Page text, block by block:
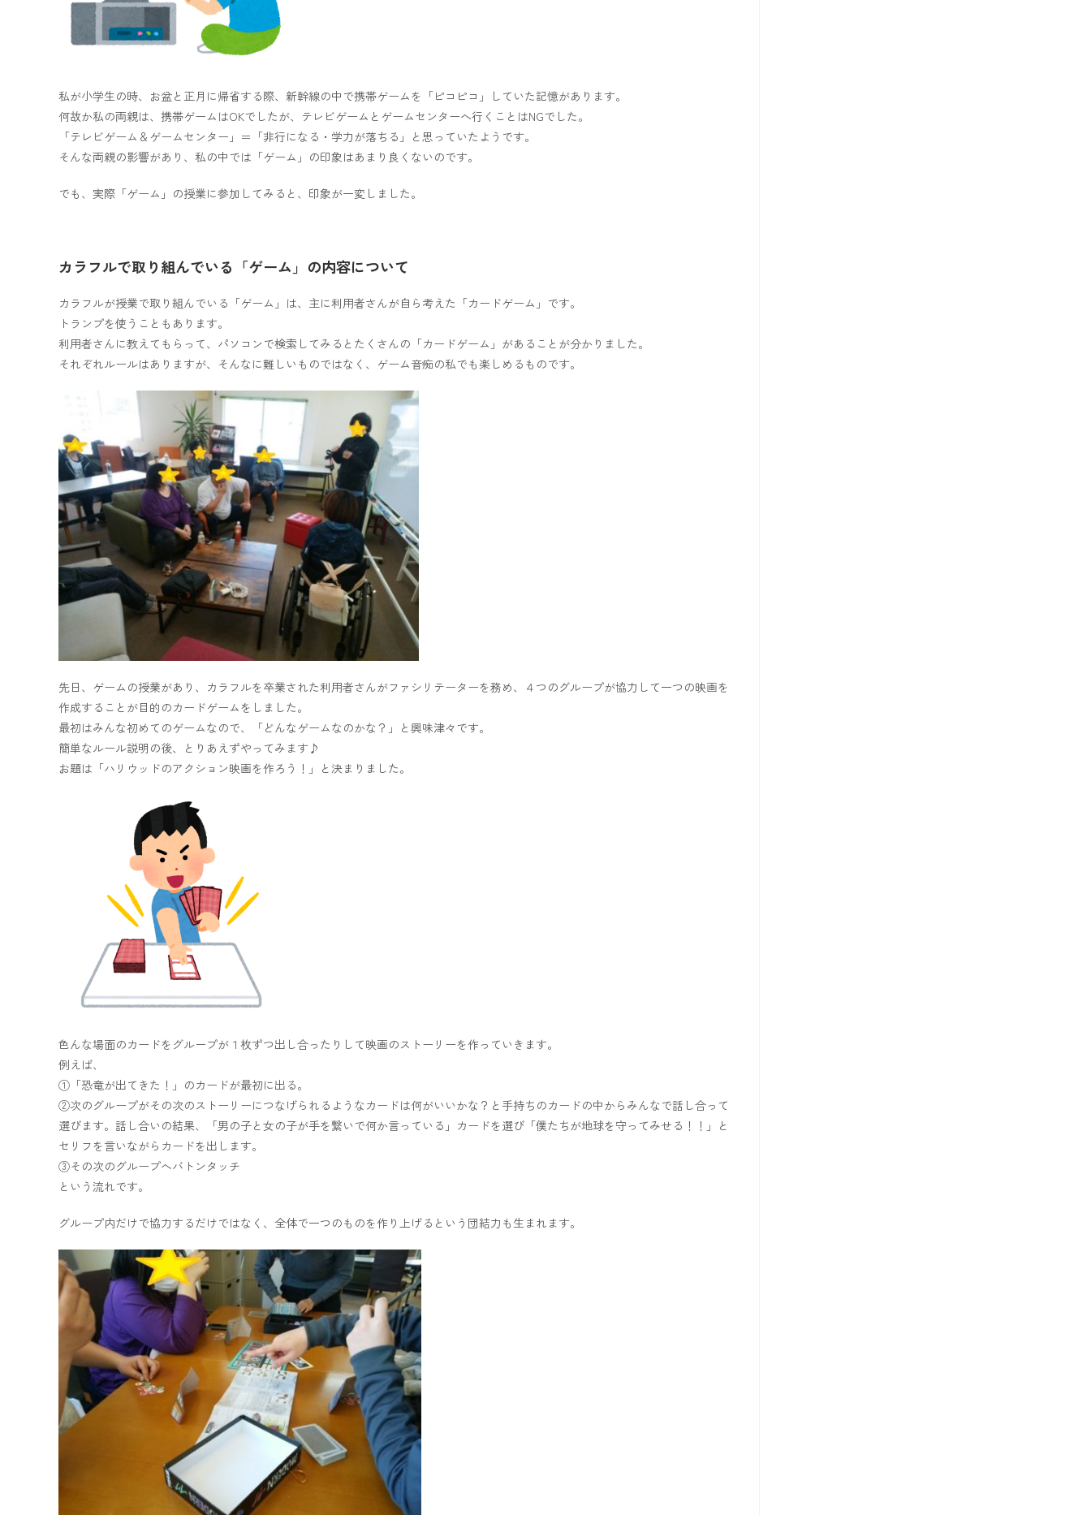
私が小学生の時、お盆と正月に帰省する際、新幹線の中で携帯ゲームを「ピコピコ」していた記憶があります。
何故か私の両親は、携帯ゲームはOKでしたが、テレビゲームとゲームセンターへ行くことはNGでした。
「テレビゲーム＆ゲームセンター」＝「非行になる・学力が落ちる」と思っていたようです。
そんな両親の影響があり、私の中では「ゲーム」の印象はあまり良くないのです。
でも、実際「ゲーム」の授業に参加してみると、印象が一変しました。
カラフルで取り組んでいる「ゲーム」の内容について
カラフルが授業で取り組んでいる「ゲーム」は、主に利用者さんが自ら考えた「カードゲーム」です。
トランプを使うこともあります。
利用者さんに教えてもらって、パソコンで検索してみるとたくさんの「カードゲーム」があることが分かりました。
それぞれルールはありますが、そんなに難しいものではなく、ゲーム音痴の私でも楽しめるものです。
先日、ゲームの授業があり、カラフルを卒業された利用者さんがファシリテーターを務め、４つのグループが協力して一つの映画を
作成することが目的のカードゲームをしました。
最初はみんな初めてのゲームなので、「どんなゲームなのかな？」と興味津々です。
簡単なルール説明の後、とりあえずやってみます♪
お題は「ハリウッドのアクション映画を作ろう！」と決まりました。
色んな場面のカードをグループが１枚ずつ出し合ったりして映画のストーリーを作っていきます。
例えば、
①「恐竜が出てきた！」のカードが最初に出る。
②次のグループがその次のストーリーにつなげられるようなカードは何がいいかな？と手持ちのカードの中からみんなで話し合って
選びます。話し合いの結果、「男の子と女の子が手を繋いで何か言っている」カードを選び「僕たちが地球を守ってみせる！！」と
セリフを言いながらカードを出します。
③その次のグループへバトンタッチ
という流れです。
グループ内だけで協力するだけではなく、全体で一つのものを作り上げるという団結力も生まれます。